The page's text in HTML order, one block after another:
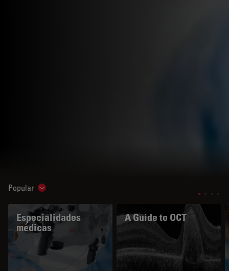
Popular Show subnavigation
Especialidades
médicas
A Guide to OCT